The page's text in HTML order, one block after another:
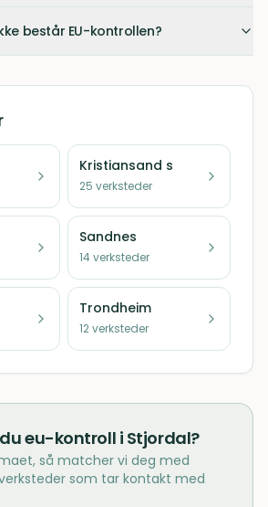
består EU-kontrollen?
Kristiansand s
25 verksteder
Sandnes
14verksteder
Trondheim
12verksteder
eu-kontroll i Stjordal?
så matcher vi deg med
som tar kontakt med